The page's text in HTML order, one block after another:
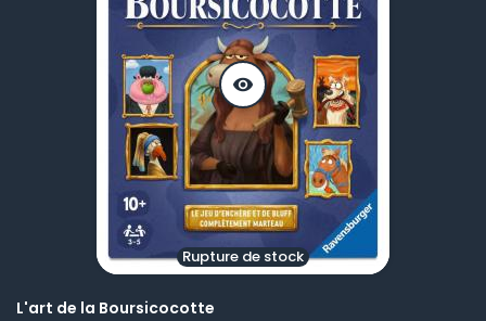
visibility
Rupture de stock
L'art de la Boursicocotte